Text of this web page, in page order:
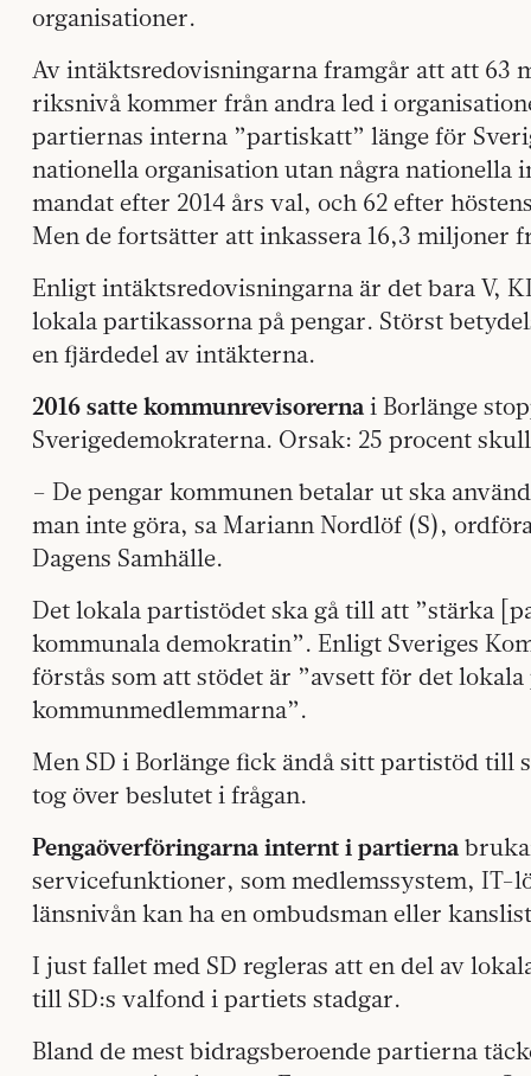
organisationer.
Av intäktsredovisningarna framgår att att 63
riksnivå kommer från andra led i
partiernas interna ”partiskatt” länge för
nationella organisation utan några nationella
mandat efter 2014 års val, och 62 efter
Men de fortsätter att inkassera 16,3 miljoner
Enligt intäktsredovisningarna är det bara V,
lokala partikassorna på pengar. Störst
en fjärdedel av intäkterna.
2016 satte kommunrevisorerna i Borlänge
Sverigedemokraterna. Orsak: 25 procent
– De pengar kommunen betalar ut ska
man inte göra, sa Mariann Nordlöf (S),
Dagens Samhälle.
Det lokala partistödet ska gå till att ”stärka
kommunala demokratin”. Enligt Sveriges
förstås som att stödet är ”avsett för det
kommunmedlemmarna”.
Men SD i Borlänge fick ändå sitt partistöd
tog över beslutet i frågan.
Pengaöverföringarna internt i partierna
servicefunktioner, som medlemssystem, IT-
länsnivån kan ha en ombudsman eller
I just fallet med SD regleras att en del av
till SD:s valfond i partiets stadgar.
Bland de mest bidragsberoende partierna